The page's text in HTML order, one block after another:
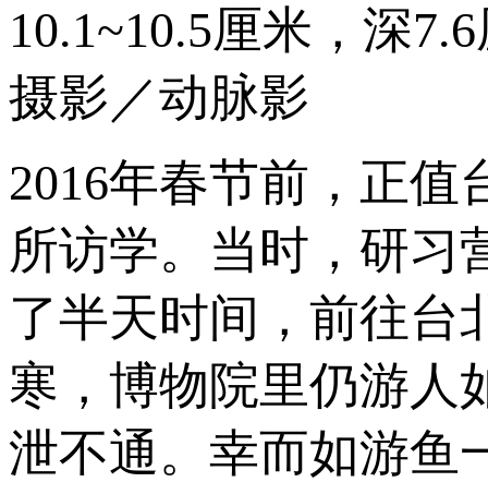
10.1~10.5厘米，深
摄影／动脉影
2016年春节前，正值
所访学。当时，研习
了半天时间，前往台
寒，博物院里仍游人
泄不通。幸而如游鱼